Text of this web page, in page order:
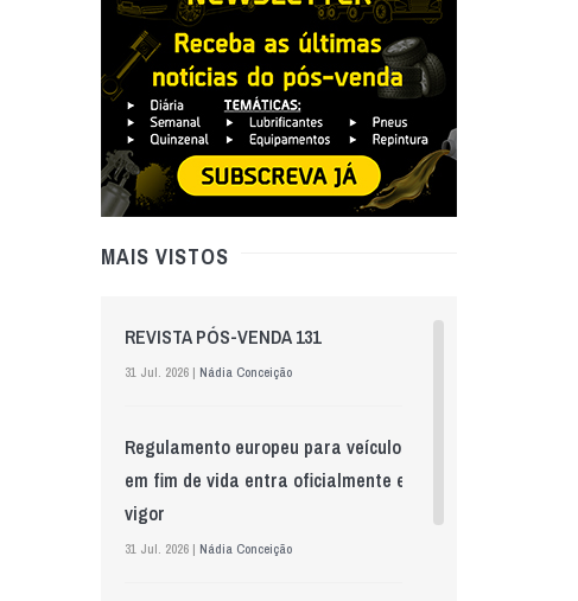
MAIS VISTOS
REVISTA PÓS-VENDA 131
31 Jul. 2026 | Nádia Conceição
Regulamento europeu para veículos
em fim de vida entra oficialmente em
vigor
31 Jul. 2026 | Nádia Conceição